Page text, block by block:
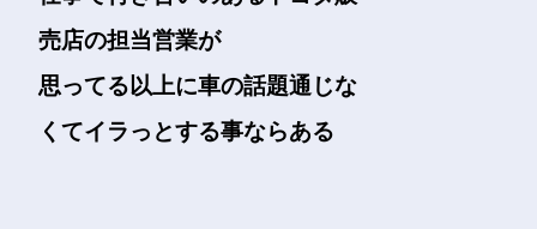
売店の担当営業が
思ってる以上に車の話題通じな
くてイラっとする事ならある